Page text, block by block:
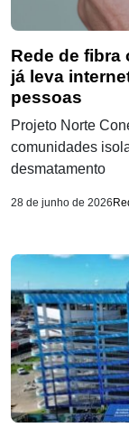
Rede de fibra
já leva
pessoas
Projeto Norte
comunidades
desmatamento
28 de junho de 2026